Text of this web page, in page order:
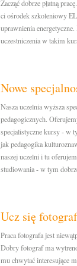
Zacząć dobrze płatną
ci ośrodek szkoleniowy
uprawnienia
uczestniczenia w takim
Nowe
Nasza uczelnia wyższa
pedagogicznych.
specjalistyczne kursy - w
jak pedagogika
naszej uczelni i tu
studiowania - w tym
Ucz się
Praca fotografa jest
Dobry fotograf ma
mu chwytać interesujące